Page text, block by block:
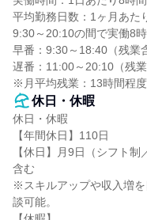
平均勤務日数：1ヶ月あた
9:30～20:10の間で実働8時
早番：9:30～18:40（残業
遅番：11:00～20:10（残業
※月平均残業：13時間程度
休日・休暇
休日・休暇
【年間休日】110日
【休日】月9日（シフト
含む
※スキルアップや収入増
談可能。